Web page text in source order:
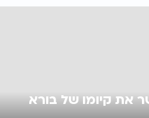
את קיומו של בורא